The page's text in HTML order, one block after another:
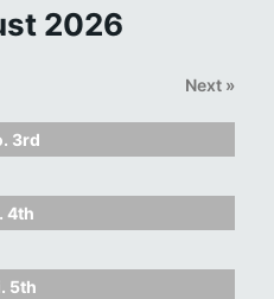
2026
Next »
3rd
4th
5th